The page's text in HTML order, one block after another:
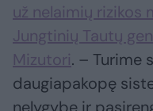
už nelaimių rizikos
Jungtinių Tautų
Mizutori. – Turime
daugiapakopę
nelygybę ir